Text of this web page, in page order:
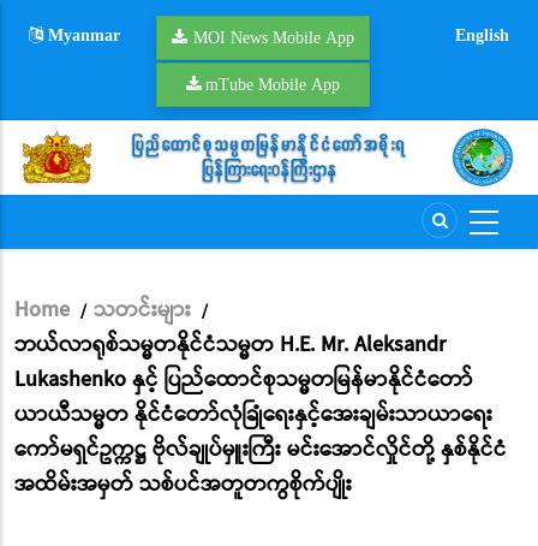
Myanmar MOI News Mobile App
mTube Mobile App
English
Breadcrumb
Home / သတင်းများ /
ဘယ်လာရုစ်သမ္မတနိုင်ငံသမ္မတ H.E. Mr. Aleksandr
Lukashenko နှင့် ပြည်ထောင်စုသမ္မတမြန်မာနိုင်ငံတော်
ယာယီသမ္မတ နိုင်ငံတော်လုံခြုံရေးနှင့်အေးချမ်းသာယာရေး
ကော်မရှင်ဥက္ကဋ္ဌ ဗိုလ်ချုပ်မှူးကြီး မင်းအောင်လှိုင်တို့ နှစ်နိုင်ငံ
အထိမ်းအမှတ် သစ်ပင်အတူတကွစိုက်ပျိုး